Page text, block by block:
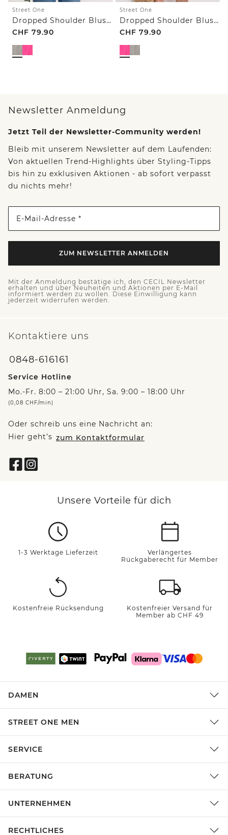
Street One
Dropped Shoulder Bluse aus Leinen
CHF 79.90
Street One
Dropped Shoulder Bluse aus Leinen
CHF 79.90
Newsletter Anmeldung
Jetzt Teil der Newsletter-Community werden!
Bleib mit unserem Newsletter auf dem Laufenden:
Von aktuellen Trend-Highlights über Styling-Tipps
bis hin zu exklusiven Aktionen - ab sofort verpasst
du nichts mehr!
E-Mail-Adresse *
ZUM NEWSLETTER ANMELDEN
Mit der Anmeldung bestätige ich, den CECIL Newsletter
erhalten und über Neuheiten und Aktionen per E-Mail
informiert werden zu wollen. Diese Einwilligung kann
jederzeit widerrufen werden.
Kontaktiere uns
0848-616161
Service Hotline
Mo.-Fr. 8:00 – 21:00 Uhr, Sa. 9:00 – 18:00 Uhr
(0,08 CHF/min)
Oder schreib uns eine Nachricht an:
Hier geht’s zum Kontaktformular
Unsere Vorteile für dich
1-3 Werktage Lieferzeit
Verlängertes
Rückgaberecht für Member
Kostenfreie Rücksendung
Kostenfreier Versand für
Member ab CHF 49
DAMEN
STREET ONE MEN
SERVICE
BERATUNG
UNTERNEHMEN
RECHTLICHES